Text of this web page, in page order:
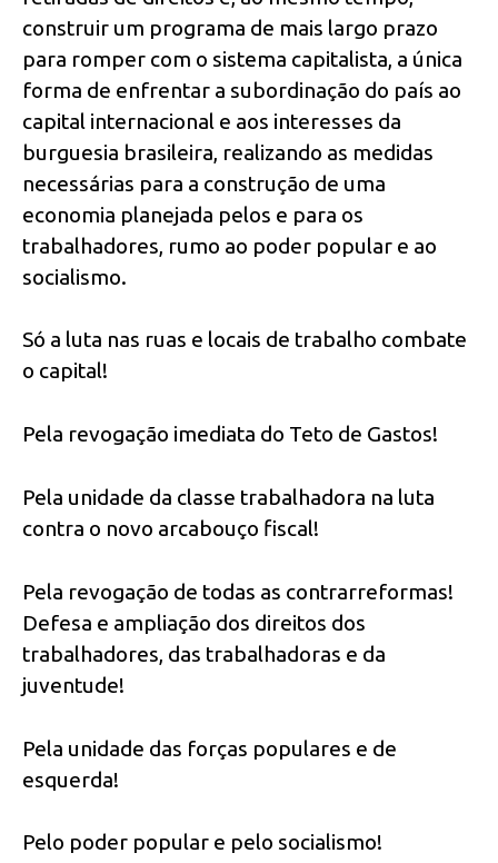
construir um programa de mais largo prazo
para romper com o sistema capitalista, a única
forma de enfrentar a subordinação do país ao
capital internacional e aos interesses da
burguesia brasileira, realizando as medidas
necessárias para a construção de uma
economia planejada pelos e para os
trabalhadores, rumo ao poder popular e ao
socialismo.
Só a luta nas ruas e locais de trabalho combate
o capital!
Pela revogação imediata do Teto de Gastos!
Pela unidade da classe trabalhadora na luta
contra o novo arcabouço fiscal!
Pela revogação de todas as contrarreformas!
Defesa e ampliação dos direitos dos
trabalhadores, das trabalhadoras e da
juventude!
Pela unidade das forças populares e de
esquerda!
Pelo poder popular e pelo socialismo!